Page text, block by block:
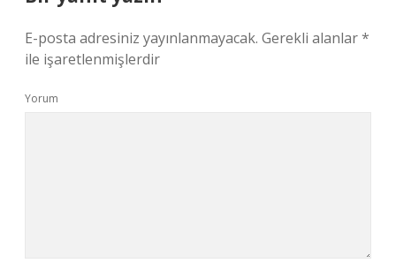
E-posta adresiniz yayınlanmayacak. Gerekli alanlar*
ile işaretlenmişlerdir
Yorum